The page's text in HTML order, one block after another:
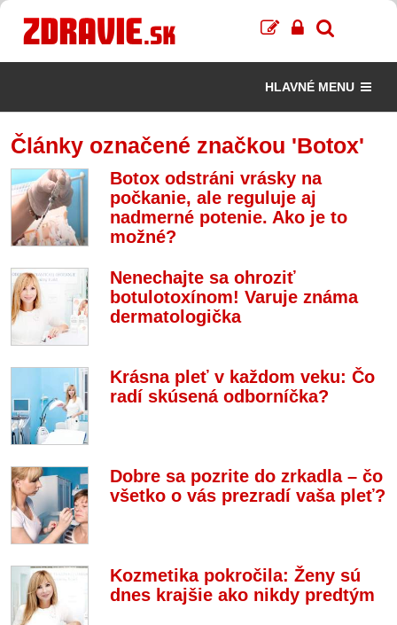
HLAVNÉ MENU
Články označené značkou 'Botox'
Botox odstráni vrásky na
počkanie, ale reguluje aj
nadmerné potenie. Ako je to
možné?
Nenechajte sa ohroziť
botulotoxínom! Varuje známa
dermatologička
Krásna pleť v každom veku: Čo
radí skúsená odborníčka?
Dobre sa pozrite do zrkadla – čo
všetko o vás prezradí vaša pleť?
Kozmetika pokročila: Ženy sú
dnes krajšie ako nikdy predtým